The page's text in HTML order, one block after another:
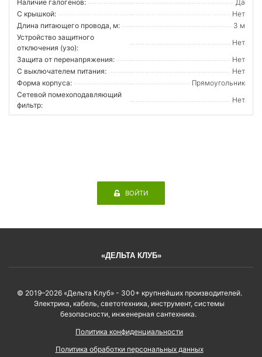
Наличие галогенов:
Да
С крышкой:
Нет
Длина питающего провода, м:
3 м
Устройство защитного
отключения (узо):
Нет
Защита от перенапряжения:
Нет
С выключателем питания:
Нет
Форма корпуса:
Прямоугольник
Сетевой помехоподавляющий
фильтр:
Нет
ВОЙТИ
«ДЕЛЬТА КЛУБ»
© 2019–2026 «Дельта Клуб» - 300+ крупнейших производителей.
Электрика, кабель, светотехника, инструмент, системы
безопасности, инженерная сантехника.
Политика конфиденциальности
Политика обработки персональных данных